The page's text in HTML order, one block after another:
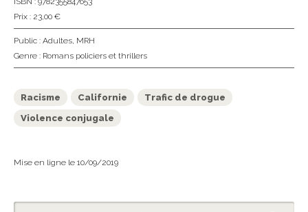
Prix : 23,00 €
Public : Adultes, MRH
Genre : Romans policiers et thrillers
Racisme Californie
Trafic de drogue
Violence conjugale
Mise en ligne le 10/09/2019